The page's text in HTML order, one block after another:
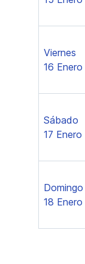
Viernes
16 Enero
Sábado
17 Enero
Domingo
18 Enero